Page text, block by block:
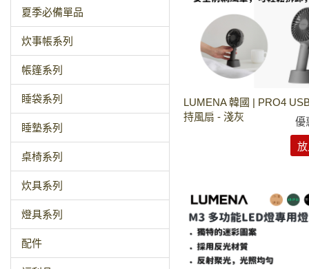
夏季必備單品
炊事帳系列
帳篷系列
睡袋系列
睡墊系列
桌椅系列
炊具系列
燈具系列
配件
LUMENA 韓國 | PRO4
持風扇 - 淺灰
優